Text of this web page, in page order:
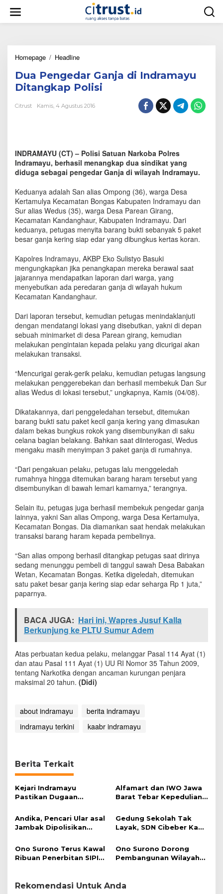
w
Homepage / Headline
a
P
e
g
G
a
n
a
d
i
I
n
d
m
a
y
u
D
t
a
n
g
k
p
P
o
l
s
i
Dua Pengedar Ganja di Indramayu
Ditangkap Polisi
Citrust Kamis, 4 Agustus 2016
INDRAMAYU (CT) – Polisi Satuan Narkoba Polres
Indramayu, berhasil menangkap dua sindikat yang
diduga sebagai pengedar Ganja di wilayah Indramayu.
Keduanya adalah San alias Ompong (36), warga Desa
Kertamulya Kecamatan Bongas Kabupaten Indramayu dan
Sur alias Wedus (35), warga Desa Parean Girang,
Kecamatan Kandanghaur, Kabupaten Indramayu. Dari
keduanya, petugas menyita barang bukti sebanyak 5 paket
besar ganja kering siap edar yang dibungkus kertas koran.
Kapolres Indramayu, AKBP Eko Sulistyo Basuki
mengungkapkan jika penangkapan mereka berawal saat
jajarannya mendapatkan laporan dari warga, yang
menyebutkan ada peredaran ganja di wilayah hukum
Kecamatan Kandanghaur.
Dari laporan tersebut, kemudian petugas menindaklanjuti
dengan mendatangi lokasi yang disebutkan, yakni di depan
sebuah minimarket di desa Parean girang, kemudian
melakukan pengintaian kepada pelaku yang dicurigai akan
melakukan transaksi.
“Mencurigai gerak-gerik pelaku, kemudian petugas langsung
melakukan penggerebekan dan berhasil membekuk Dan Sur
alias Wedus di lokasi tersebut,” ungkapnya, Kamis (04/08).
Dikatakannya, dari penggeledahan tersebut, ditemukan
barang bukti satu paket kecil ganja kering yang dimasukan
dalam bekas bungkus rokok yang disembunyikan di saku
celana bagian belakang. Bahkan saat diinterogasi, Wedus
mengaku masih menyimpan 3 paket ganja di rumahnya.
“Dari pengakuan pelaku, petugas lalu menggeledah
rumahnya hingga ditemukan barang haram tersebut yang
disembunyikan di bawah lemari kamarnya,” terangnya.
Selain itu, petugas juga berhasil membekuk pengedar ganja
lainnya, yakni San alias Ompong, warga Desa Kertamulya,
Kecamatan Bongas. Dia diamankan saat hendak melakukan
transaksi barang haram kepada pembelinya.
“San alias ompong berhasil ditangkap petugas saat dirinya
sedang menunggu pembeli di tanggul sawah Desa Babakan
Wetan, Kecamatan Bongas. Ketika digeledah, ditemukan
satu paket besar ganja kering siap edar seharga Rp 1 juta,”
paparnya.
BACA JUGA: Hari ini, Wapres Jusuf Kalla
Berkunjung ke PLTU Sumur Adem
Atas perbuatan kedua pelaku, melanggar Pasal 114 Ayat (1)
dan atau Pasal 111 Ayat (1) UU RI Nomor 35 Tahun 2009,
tentang Narkotika dengan ancaman kurungan penjara
maksimal 20 tahun. (Didi)
about indramayu
berita indramayu
indramayu terkini
kaabr indramayu
Berita Terkait
Kejari Indramayu
Pastikan Dugaan
TDA Tak Terbukti
Alfamart dan IWO Jawa
Barat Tebar Kepedulian
Andika, Pencari Ular asal
Jambak Dipolisikan
Gedung Sekolah Tak
Layak, SDN Cibeber Kab.
Didik
Ono Surono Terus Kawal
Ribuan Penerbitan SIPI
Indramayu
Ono Surono Dorong
Pembangunan Wilayah
Rekomendasi Untuk Anda